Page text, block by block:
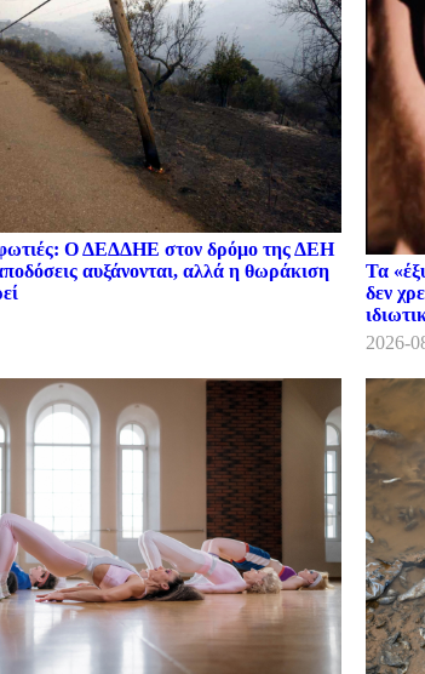
φωτιές: Ο ΔΕΔΔΗΕ στον δρόμο της ΔΕΗ
αυξάνονται, αλλά η θωράκιση
Τα
δεν
2026-